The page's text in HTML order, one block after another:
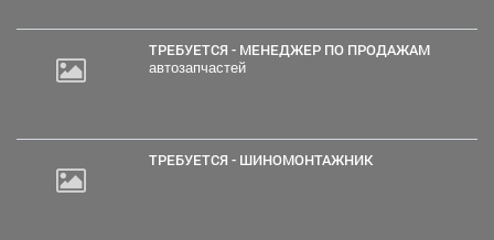
ТРЕБУЕТСЯ - МЕНЕДЖЕР ПО ПРОДАЖАМ
автозапчастей
ТРЕБУЕТСЯ - ШИНОМОНТАЖНИК